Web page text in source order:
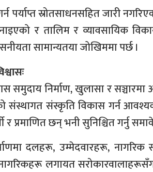
पर्याप्त स्रोतसाधनसहित जारी
र तालिम र व्यावसायिक
सामान्यतया जोखिममा पर्छ ।
समुदाय निर्माण, खुलासा र
संस्थागत संस्कृति विकास गर्न
र प्रमाणित छन् भनी सुनिश्चित गर्नु
दलहरू, उम्मेदवारहरू, नागरिक
लगायत